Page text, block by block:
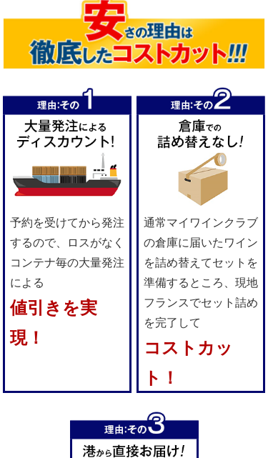
予約を受けてから発注
するので、ロスがなく
コンテナ毎の大量発注
による
値引きを実
現！
通常マイワインクラブ
の倉庫に届いたワイン
を詰め替えてセットを
準備するところ、現地
フランスでセット詰め
を完了して
コストカッ
ト！